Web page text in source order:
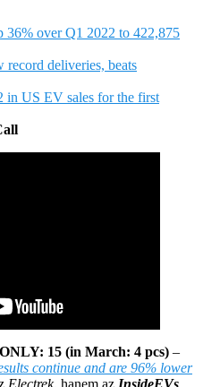
36% over Q1 2022 to 422,875
deliveries, beats
US EV sales for the first
15 (in March: 4 pcs) –
continue and are 96% lower
Electrek, hanem az InsideEVs